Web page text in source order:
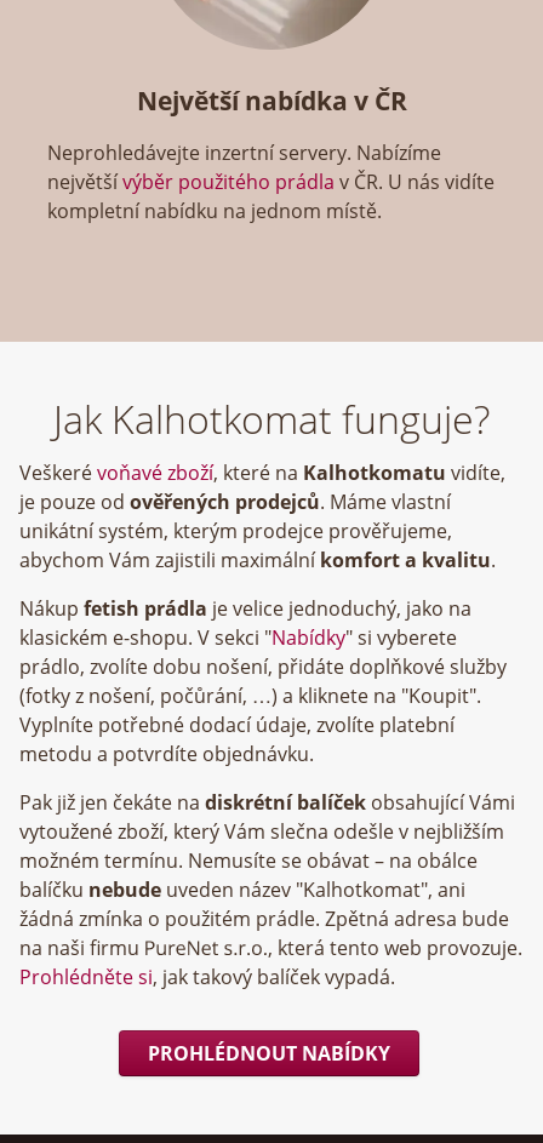
Největší nabídka v ČR
Neprohledávejte inzertní servery. Nabízíme
největšívýběr použitého prádla v ČR. U nás vidíte
kompletní nabídku na jednom místě.
Jak Kalhotkomat funguje?
Veškerévoňavé zboží, které na Kalhotkomatu vidíte,
je pouze od ověřených prodejců. Máme vlastní
unikátní systém, kterým prodejce prověřujeme,
abychom Vám zajistili maximálníkomfort a kvalitu.
Nákup fetish prádla je velice jednoduchý, jako na
klasickém e-shopu. V sekci "Nabídky" si vyberete
prádlo, zvolíte dobu nošení, přidáte doplňkové služby
(fotky z nošení, počůrání, …) a kliknete na "Koupit".
Vyplníte potřebné dodací údaje, zvolíte platební
metodu a potvrdíte objednávku.
Pak již jen čekáte na diskrétní balíček obsahující Vámi
vytoužené zboží, který Vám slečna odešle v nejbližším
možném termínu. Nemusíte se obávat – na obálce
balíčku nebude uveden název "Kalhotkomat", ani
žádná zmínka o použitém prádle. Zpětná adresa bude
na naši firmu
, která tento web provozuje.
Prohlédněte si, jak takový balíček vypadá.
PROHLÉDNOUT NABÍDKY